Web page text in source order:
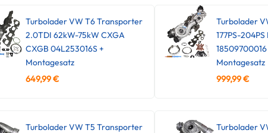
Turbolader VW T6 Transporter
2.0TDI 62kW-75kW CXGA
CXGB 04L253016S +
Montagesatz
649,99€
Turbolader
177PS-204PS
Montagesatz
999,99€
Turbolader VW T5 Transporter
Turbolader